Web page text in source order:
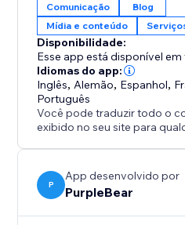
Comunicação
Blog
Mídia e conteúdo
Disponibilidade:
Esse app está disponível
Idiomas do app:
Inglês, Alemão, Espanhol,
Português
Você pode traduzir todo o
exibido no seu site para
P
App desenvolvido por
PurpleBear